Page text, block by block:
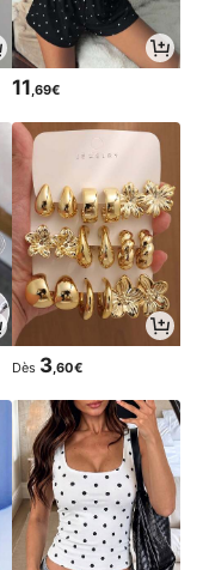
11,69€
Dès 3,60€